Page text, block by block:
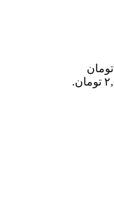
قیمت اصلی: ۳,۱۵۰,۰۰۰ تومان